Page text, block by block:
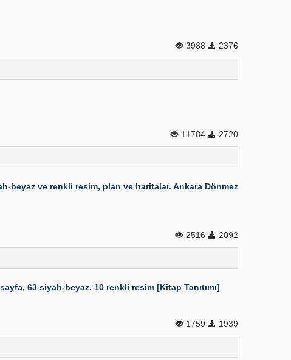
3988 2376
11784 2720
beyaz ve renkli resim, plan ve haritalar. Ankara Dönmez
2516 2092
63 siyah-beyaz, 10 renkli resim [Kitap Tanıtımı]
1759 1939